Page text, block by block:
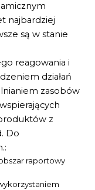
najbardziej
są w stanie
reagowania i
działań
zasobów
z
Do
raportowy